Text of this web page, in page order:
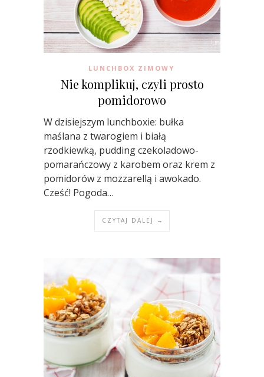
LUNCHBOX ZIMOWY
Nie komplikuj, czyli prosto
pomidorowo
W dzisiejszym lunchboxie: bułka
maślana z twarogiem i białą
rzodkiewką, pudding czekoladowo-
pomarańczowy z karobem oraz krem z
pomidorów z mozzarellą i awokado.
Cześć! Pogoda…
CZYTAJ DALEJ →